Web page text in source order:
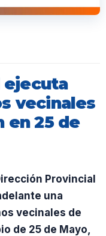
ejecuta
vecinales
en 25 de
Provincial
una
vecinales de
de 25 de Mayo,